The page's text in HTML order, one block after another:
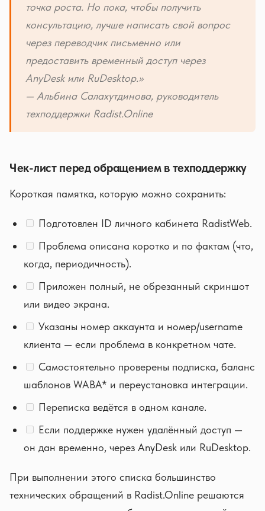
точка роста. Но пока, чтобы получить
консультацию, лучше написать свой вопрос
через переводчик письменно или
предоставить временный доступ через
AnyDesk или RuDesktop.»
— Альбина Салахутдинова, руководитель
техподдержки Radist.Online
Чек-лист перед обращением в техподдержку
Короткая памятка, которую можно сохранить:
Подготовлен ID личного кабинета RadistWeb.
Проблема описана коротко и по фактам (что,
когда, периодичность).
Приложен полный, не обрезанный скриншот
или видео экрана.
Указаны номер аккаунта и номер/username
клиента — если проблема в конкретном чате.
Самостоятельно проверены подписка, баланс
шаблонов WABA* и переустановка интеграции.
Переписка ведётся в одном канале.
Если поддержке нужен удалённый доступ —
он дан временно, через AnyDesk или RuDesktop.
При выполнении этого списка большинство
технических обращений в Radist.Online решаются